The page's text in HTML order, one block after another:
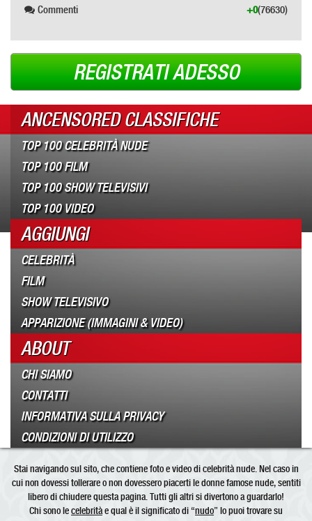
Commenti (76630)
+0
REGISTRATI ADESSO
ANCENSORED CLASSIFICHE
TOP 100 CELEBRITÀ NUDE
TOP 100 FILM
TOP 100 SHOW TELEVISIVI
TOP 100 VIDEO
AGGIUNGI
CELEBRITÀ
FILM
SHOW TELEVISIVO
APPARIZIONE (IMMAGINI & VIDEO)
ABOUT
CHI SIAMO
CONTATTI
INFORMATIVA SULLA PRIVACY
CONDIZIONI DI UTILIZZO
Stai navigando sul sito, che contiene foto e video di celebrità nude. Nel caso in
cui non dovessi tollerare o non dovessero piacerti le donne famose nude, sentiti
libero di chiudere questa pagina. Tutti gli altri si divertono a guardarlo!
Chi sono lecelebritàe qual è il significato di “nudo” lo puoi trovare su